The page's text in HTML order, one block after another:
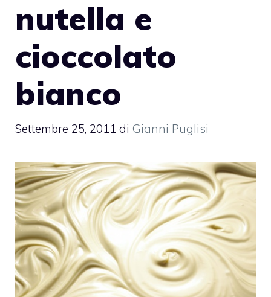
nutella e
cioccolato
bianco
Settembre 25, 2011 di Gianni Puglisi